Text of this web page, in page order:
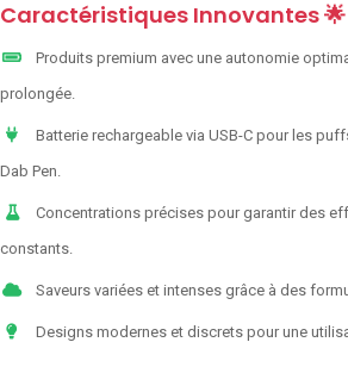
Caractéristiques Innovantes 🌟
Produits premium avec une autonomie
prolongée.
Batterie rechargeable via USB-C pour les
Dab Pen.
Concentrations précises pour garantir des
constants.
Saveurs variées et intenses grâce à des
Designs modernes et discrets pour une